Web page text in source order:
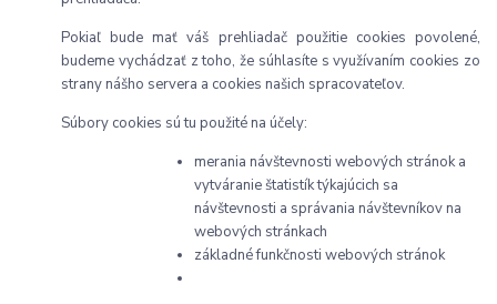
Pokiaľ bude mať váš prehliadač použitie cookies povolené,
budeme vychádzať z toho, že súhlasíte s využívaním cookies zo
strany nášho servera a cookies našich spracovateľov.
Súbory cookies sú tu použité na účely:
merania návštevnosti webových stránok a
vytváranie štatistík týkajúcich sa
návštevnosti a správania návštevníkov na
webových stránkach
základné funkčnosti webových stránok